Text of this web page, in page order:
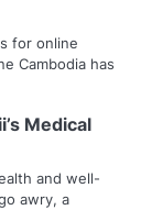
for online
Cambodia has
Medical
and well-
awry, a